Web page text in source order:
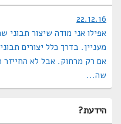
22.12.16
אפילו אני מודה שיצור תבוני
מעניין. בדרך כלל יצורים
אם רק מרחוק. אבל לא
שה...
הידעת?